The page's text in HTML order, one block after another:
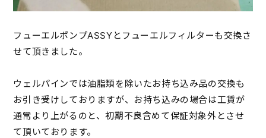
フューエルポンプASSYとフューエルフィルターも交換さ
せて頂きました。
ウェルパインでは油脂類を除いたお持ち込み品の交換も
お引き受けしておりますが、お持ち込みの場合は工賃が
通常より上がるのと、初期不良含めて保証対象外とさせ
て頂いております。